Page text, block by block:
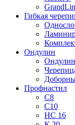
Гибкая
Ондулин
Профнастил
С8
С10
НС 16